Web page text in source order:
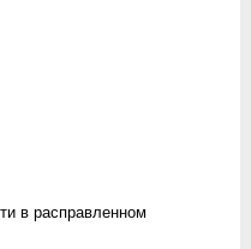
в расправленном